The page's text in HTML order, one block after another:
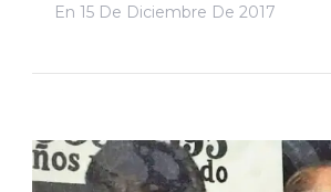
En 15 De Diciembre De 2017